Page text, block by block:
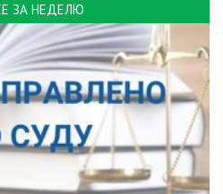
ЗА НЕДЕЛЮ